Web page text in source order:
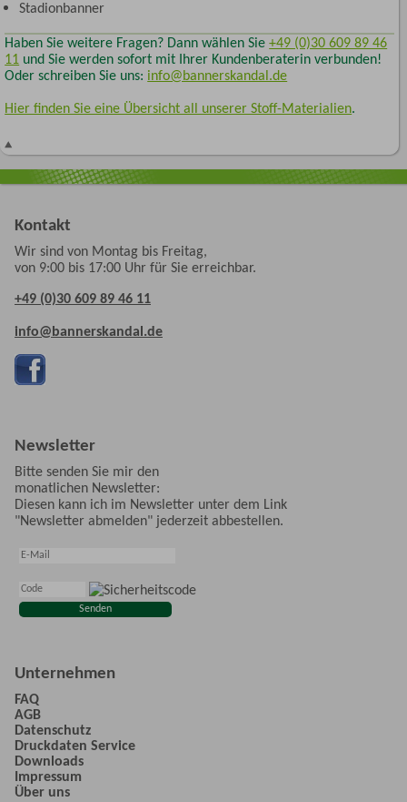
Stadionbanner
Haben Sie weitere Fragen? Dann wählen Sie+49 (0)30 609 89 46
11 und Sie werden sofort mit Ihrer Kundenberaterin verbunden!
Oder schreiben Sie uns: info@bannerskandal.de
Hier finden Sie eine Übersicht all unserer Stoff-Materialien.
Kontakt
Wir sind von Montag bis Freitag,
von 9:00 bis 17:00 Uhr für Sie erreichbar.
+49 (0)30 609 89 46 11
info@bannerskandal.de
Newsletter
Bitte senden Sie mir den
monatlichen Newsletter:
Diesen kann ich im Newsletter unter dem Link
"Newsletter abmelden" jederzeit abbestellen.
Unternehmen
FAQ
AGB
Datenschutz
Druckdaten Service
Downloads
Impressum
Über uns